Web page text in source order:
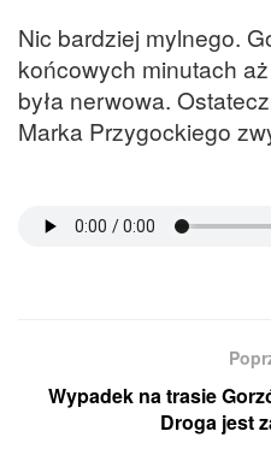
Nic bardziej mylnego.
końcowych minutach
była nerwowa.
Marka Przygockiego
Wypadek na trasie
Droga jest